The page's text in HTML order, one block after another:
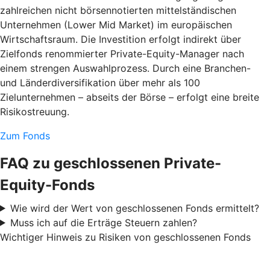
zahlreichen nicht börsennotierten mittelständischen
Unternehmen (Lower Mid Market) im europäischen
Wirtschaftsraum. Die Investition erfolgt indirekt über
Zielfonds renommierter Private-Equity-Manager nach
einem strengen Auswahlprozess. Durch eine Branchen-
und Länderdiversifikation über mehr als 100
Zielunternehmen – abseits der Börse – erfolgt eine breite
Risikostreuung.
Zum Fonds
FAQ zu geschlossenen Private-
Equity-Fonds
Wie wird der Wert von geschlossenen Fonds ermittelt?
Muss ich auf die Erträge Steuern zahlen?
Wichtiger Hinweis zu Risiken von geschlossenen Fonds